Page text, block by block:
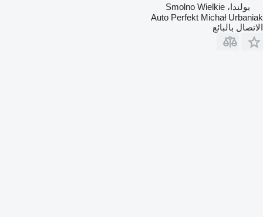
بولندا، Smolno Wielkie
Auto Perfekt Michał Urbaniak
الاتصال بالبائع